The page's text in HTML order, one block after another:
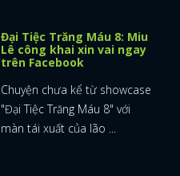
Đại Tiệc Trăng Máu 8: Miu
Lê công khai xin vai ngay
trên Facebook
Chuyện chưa kể từ showcase
"Đại Tiệc Trăng Máu 8" với
màn tái xuất của lão ...